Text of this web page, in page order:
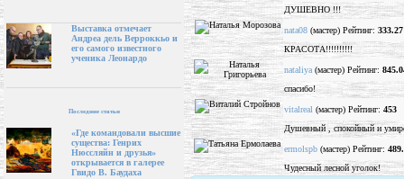
Выставка отмечает
Андреа дель Верроккьо и
его самого известного
ученика Леонардо
Последние статьи
«Где командовали высшие
существа: Генрих
Нюссляйн и друзья»
открывается в галерее
Гвидо В. Баудаха
ДУШЕВНО !!!
nata08 (мастер) Рейтинг: 333.27
КРАСОТА!!!!!!!!!!
nataliya (мастер) Рейтинг:
спасибо!
vitalreal (мастер) Рейтинг: 453
Душевный , спокойный и
ermolspb (мастер) Рейтинг:
Чудесный лесной уголок!